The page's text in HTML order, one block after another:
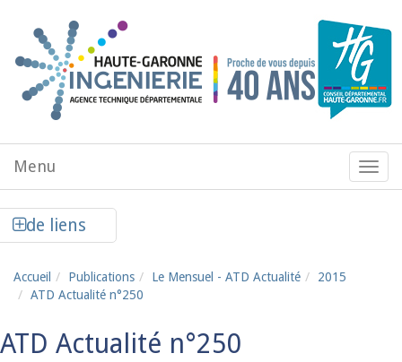
Menu
de
Menu
de liens
Accueil Publications Le Mensuel - ATD Actualité
2015
ATD Actualité n°250
ATD Actualité n°250